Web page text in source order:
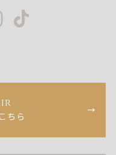
ちら